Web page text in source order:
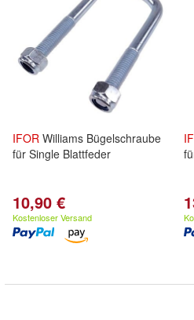
IFOR Williams Bügelschraube
für Single Blattfeder
10,90 €
Kostenloser Versand